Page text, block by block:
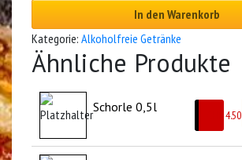
In den Warenkorb
Kategorie: Alkoholfreie Getränke
Ähnliche Produkte
Schorle 0,5l
4.50